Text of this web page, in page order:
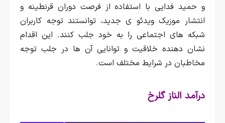
و حمید فدایی با استفاده از فرصت دوران قرنطینه و
انتشار موزیک ویدئو ی جدید، توانستند توجه کاربران
شبکه‌ های اجتماعی را به خود جلب کنند. این اقدام
نشان‌ دهنده خلاقیت و توانایی آن‌ ها در جلب توجه
مخاطبان در شرایط مختلف است.
درآمد الناز گلرخ